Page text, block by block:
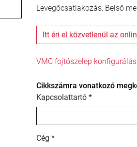
Levegőcsatlakozás: Belső
Itt éri el közvetlenül az
VMC fojtószelep
Cikkszámra vonatkozó
Kapcsolattartó *
Cég *